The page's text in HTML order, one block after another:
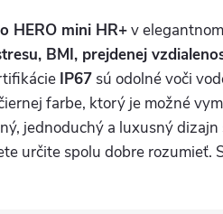
HERO mini HR+v
BMI, prejdenej
IP67 sú odolné voči
farbe, ktorý je možné
jednoduchý a luxusný
určite spolu dobre rozumieť.